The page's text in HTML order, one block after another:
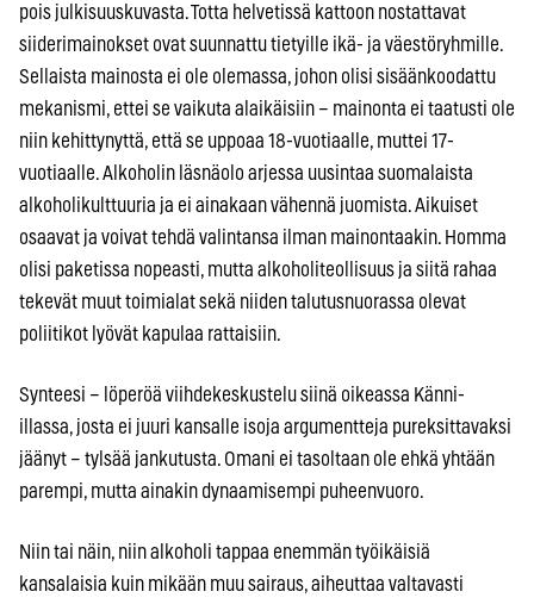
pois julkisuuskuvasta. Totta helvetissä kattoon nostattavat
siiderimainokset ovat suunnattu tietyille ikä- ja väestöryhmille.
Sellaista mainosta ei ole olemassa, johon olisi sisäänkoodattu
mekanismi, ettei se vaikuta alaikäisiin – mainonta ei taatusti ole
niin kehittynyttä, että se uppoaa 18-vuotiaalle, muttei 17-
vuotiaalle. Alkoholin läsnäolo arjessa uusintaa suomalaista
alkoholikulttuuria ja ei ainakaan vähennä juomista. Aikuiset
osaavat ja voivat tehdä valintansa ilman mainontaakin. Homma
olisi paketissa nopeasti, mutta alkoholiteollisuus ja siitä rahaa
tekevät muut toimialat sekä niiden talutusnuorassa olevat
poliitikot lyövät kapulaa rattaisiin.
Synteesi – löperöä viihdekeskustelu siinä oikeassa Känni-
illassa, josta ei juuri kansalle isoja argumentteja pureksittavaksi
jäänyt – tylsää jankutusta. Omani ei tasoltaan ole ehkä yhtään
parempi, mutta ainakin dynaamisempi puheenvuoro.
Niin tai näin, niin alkoholi tappaa enemmän työikäisiä
kansalaisia kuin mikään muu sairaus, aiheuttaa valtavasti